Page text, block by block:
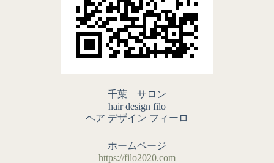
千葉 サロン
hair design filo
ヘア デザイン フィーロ
ホームページ
https://filo2020.com